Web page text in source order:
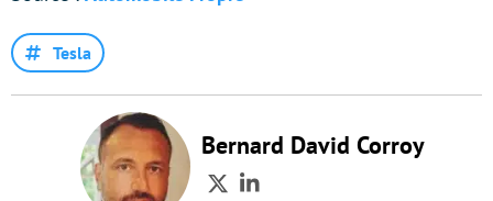
Tesla
Bernard David Corroy